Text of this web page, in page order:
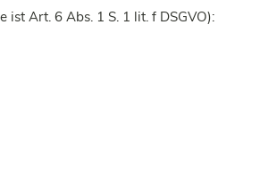
Art. 6 Abs. 1 S. 1 lit. f DSGVO):